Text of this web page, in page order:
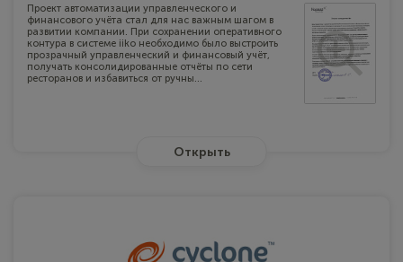
Проект автоматизации управленческого и
финансового учёта стал для нас важным шагом в
развитии компании. При сохранении оперативного
контура в системе iiko необходимо было выстроить
прозрачный управленческий и финансовый учёт,
получать консолидированные отчёты по сети
ресторанов и избавиться от ручны...
Открыть